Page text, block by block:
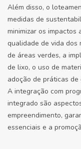
Além disso, o
medidas de
minimizar os impactos
qualidade de vida dos
de áreas verdes, a
de lixo, o uso de
adoção de práticas
A integração com
integrado são
empreendimento,
essenciais e a